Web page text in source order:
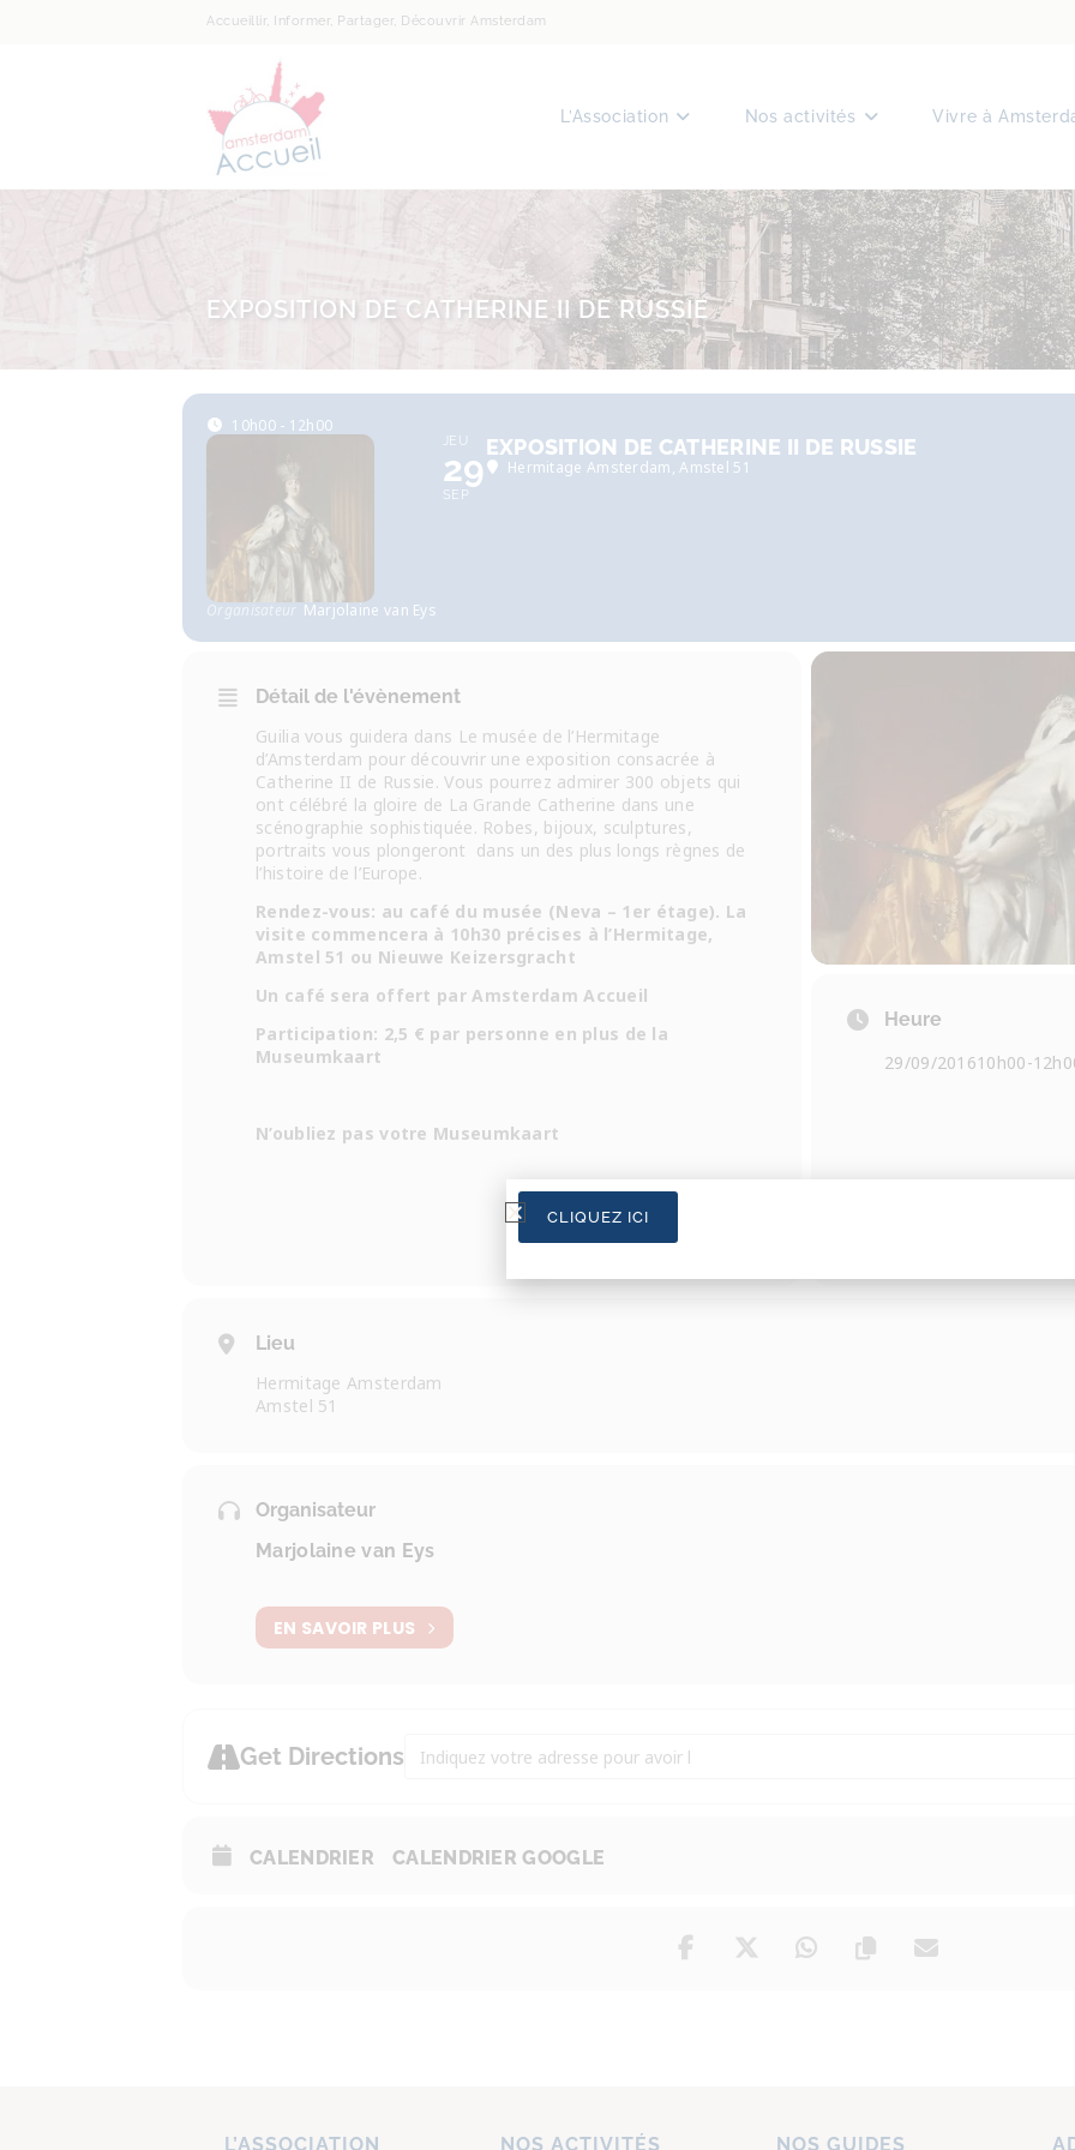
Accueillir, Informer, Partager, Découvrir Amsterdam
L’Association Nos activités Vivre à
EXPOSITION DE CATHERINE II DE RUSSIE
10h00 - 12h00
Organisateur Marjolaine van Eys
JEU
29
SEP
EXPOSITION DE CATHERINE II DE RUSSIE
Hermitage Amsterdam, Amstel 51
Détail de l'évènement
Guilia vous guidera dans Le musée de l’Hermitage
d’Amsterdam pour découvrir une exposition consacrée à
Catherine II de Russie. Vous pourrez admirer 300 objets qui
ont célébré la gloire de La Grande Catherine dans une
scénographie sophistiquée. Robes, bijoux, sculptures,
portraits vous plongeront dans un des plus longs règnes de
l’histoire de l’Europe.
Rendez-vous: au café du musée (Neva – 1er étage). La
visite commencera à 10h30 précises à l’Hermitage,
Amstel 51 ou Nieuwe Keizersgracht
Un café sera offert par Amsterdam Accueil
Participation: 2,5 € par personne en plus de la
Museumkaart
N’oubliez pas votre Museumkaart
Heure
29/09/201610h00-
Lieu
Hermitage Amsterdam
Amstel 51
Organisateur
Marjolaine van Eys
EN SAVOIR PLUS
Get Directions Address - Exposition de Catherine II de Russie [prD3aSqSm]
CALENDRIER CALENDRIER GOOGLE
L’ASSOCIATION NOS ACTIVITÉS NOS GUIDES
CLIQUEZ ICI